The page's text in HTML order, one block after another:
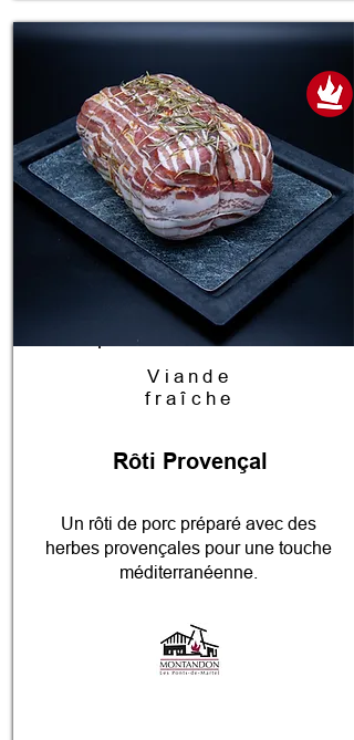
Viande
fraîche
Rôti Provençal
Un rôti de porc préparé avec des
herbes provençales pour une touche
méditerranéenne.